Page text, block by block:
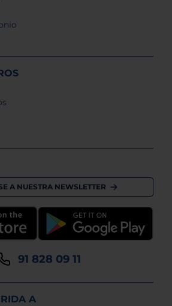
A NUESTRA NEWSLETTER
91 828 09 11
A